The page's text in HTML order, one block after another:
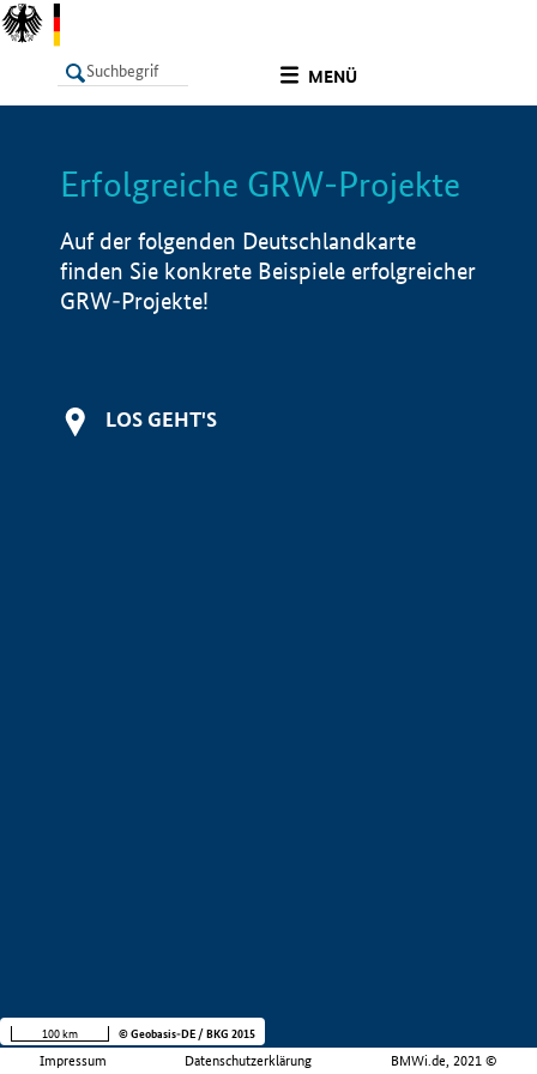
MENÜ
LISTE Info
Erfolgreiche GRW-Projekte
Auf der folgenden Deutschlandkarte
finden Sie konkrete Beispiele erfolgreicher
GRW-Projekte!
LOS GEHT'S
Impressum Datenschutzerklärung BMWi.de, 2021 ©
100 km © Geobasis-DE / BKG 2015